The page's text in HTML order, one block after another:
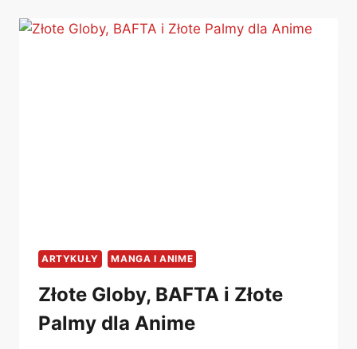
POLSKU
–
ARTYKUŁY MANGA I ANIME
Złote Globy, BAFTA i Złote
Palmy dla Anime